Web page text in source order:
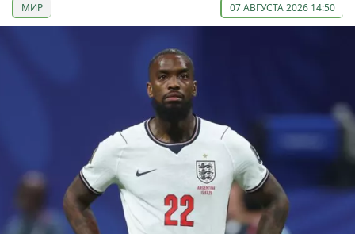
МИР 07 АВГУСТА 2026 14:50